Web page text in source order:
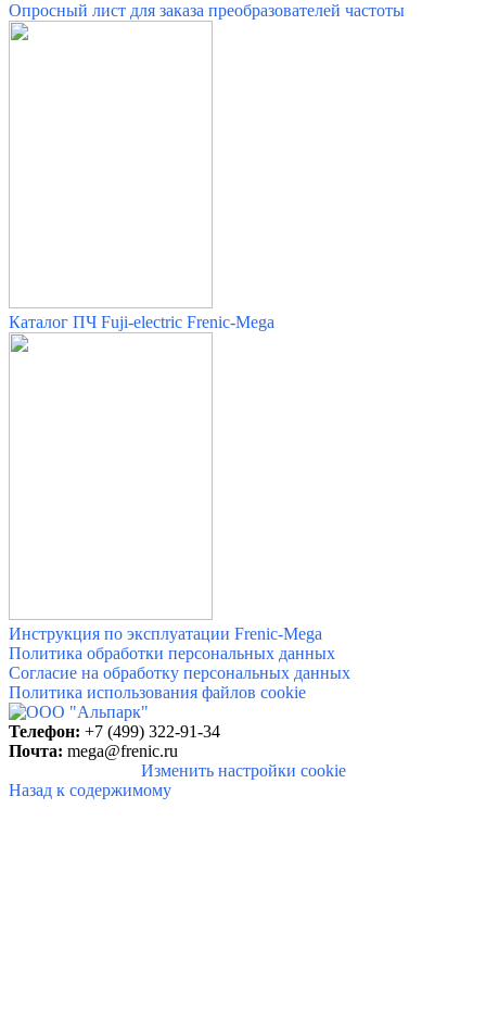
Опросный лист для заказа преобразователей частоты
Каталог ПЧ Fuji-electric Frenic-Mega
Инструкция по эксплуатации Frenic-Mega
Политика обработки персональных данных
Согласие на обработку персональных данных
Политика использования файлов cookie
Телефон: +7 (499) 322-91-34
Почта: mega@frenic.ru
Изменить настройки cookie
Назад к содержимому